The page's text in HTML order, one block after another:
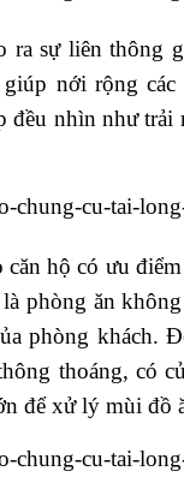
ra sự liên thông
nới rộng
đều nhìn như
hộ có ưu
phòng ăn
phòng khách.
thoáng, có
để xử lý mùi đồ